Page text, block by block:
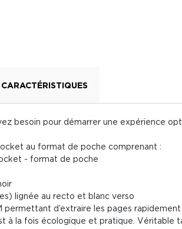
CARACTÉRISTIQUES
besoin pour démarrer une expérience
au format de poche comprenant :
- format de poche
lignée au recto et blanc verso
permettant d’extraire les pages
à la fois écologique et pratique. Véritable